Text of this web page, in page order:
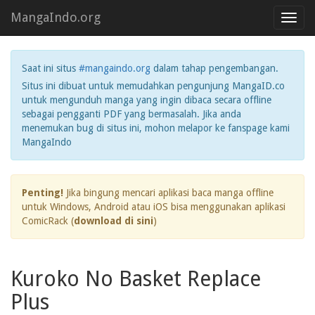
MangaIndo.org
Saat ini situs #mangaindo.org dalam tahap pengembangan.
Situs ini dibuat untuk memudahkan pengunjung MangaID.co
untuk mengunduh manga yang ingin dibaca secara offline
sebagai pengganti PDF yang bermasalah. Jika anda
menemukan bug di situs ini, mohon melapor ke fanspage kami
MangaIndo
Penting! Jika bingung mencari aplikasi baca manga offline
untuk Windows, Android atau iOS bisa menggunakan aplikasi
ComicRack (download di sini)
Kuroko No Basket Replace
Plus